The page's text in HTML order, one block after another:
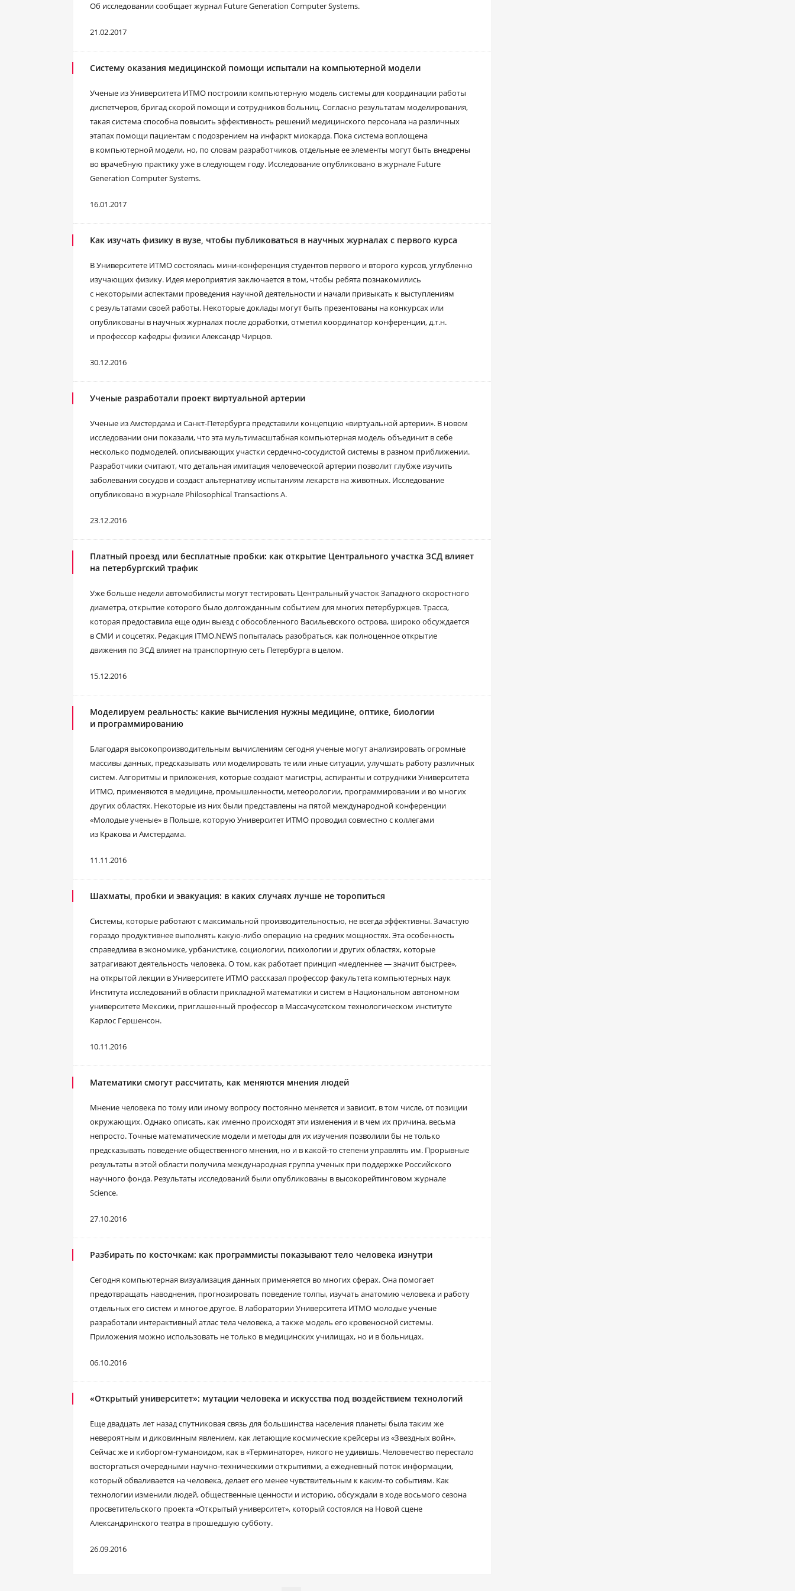
Об исследовании сообщает журнал Future Generation Computer Systems.
21.02.2017
Систему оказания медицинской помощи испытали на компьютерной модели
Ученые из Университета ИТМО построили компьютерную модель системы для координации работы
диспетчеров, бригад скорой помощи и сотрудников больниц. Согласно результатам моделирования,
такая система способна повысить эффективность решений медицинского персонала на различных
этапах помощи пациентам с подозрением на инфаркт миокарда. Пока система воплощена
в компьютерной модели, но, по словам разработчиков, отдельные ее элементы могут быть внедрены
во врачебную практику уже в следующем году. Исследование опубликовано в журнале Future
Generation Computer Systems.
16.01.2017
Как изучать физику в вузе, чтобы публиковаться в научных журналах с первого курса
В Университете ИТМО состоялась мини-конференция студентов первого и второго курсов, углубленно
изучающих физику. Идея мероприятия заключается в том, чтобы ребята познакомились
с некоторыми аспектами проведения научной деятельности и начали привыкать к выступлениям
с результатами своей работы. Некоторые доклады могут быть презентованы на конкурсах или
опубликованы в научных журналах после доработки, отметил координатор конференции, д.т.н.
и профессор кафедры физики Александр Чирцов.
30.12.2016
Ученые разработали проект виртуальной артерии
Ученые из Амстердама и Санкт-Петербурга представили концепцию «виртуальной артерии». В новом
исследовании они показали, что эта мультимасштабная компьютерная модель объединит в себе
несколько подмоделей, описывающих участки сердечно-сосудистой системы в разном приближении.
Разработчики считают, что детальная имитация человеческой артерии позволит глубже изучить
заболевания сосудов и создаст альтернативу испытаниям лекарств на животных. Исследование
опубликовано в журнале Philosophical Transactions A.
23.12.2016
Платный проезд или бесплатные пробки: как открытие Центрального участка ЗСД влияет
на петербургский трафик
Уже больше недели автомобилисты могут тестировать Центральный участок Западного скоростного
диаметра, открытие которого было долгожданным событием для многих петербуржцев. Трасса,
которая предоставила еще один выезд с обособленного Васильевского острова, широко обсуждается
в СМИ и соцсетях. Редакция ITMO.NEWS попыталась разобраться, как полноценное открытие
движения по ЗСД влияет на транспортную сеть Петербурга в целом.
15.12.2016
Моделируем реальность: какие вычисления нужны медицине, оптике, биологии
и программированию
Благодаря высокопроизводительным вычислениям сегодня ученые могут анализировать огромные
массивы данных, предсказывать или моделировать те или иные ситуации, улучшать работу различных
систем. Алгоритмы и приложения, которые создают магистры, аспиранты и сотрудники Университета
ИТМО, применяются в медицине, промышленности, метеорологии, программировании и во многих
других областях. Некоторые из них были представлены на пятой международной конференции
«Молодые ученые» в Польше, которую Университет ИТМО проводил совместно с коллегами
из Кракова и Амстердама.
11.11.2016
Шахматы, пробки и эвакуация: в каких случаях лучше не торопиться
Системы, которые работают с максимальной производительностью, не всегда эффективны. Зачастую
гораздо продуктивнее выполнять какую-либо операцию на средних мощностях. Эта особенность
справедлива в экономике, урбанистике, социологии, психологии и других областях, которые
затрагивают деятельность человека. О том, как работает принцип «медленнее — значит быстрее»,
на открытой лекции в Университете ИТМО рассказал профессор факультета компьютерных наук
Института исследований в области прикладной математики и систем в Национальном автономном
университете Мексики, приглашенный профессор в Массачусетском технологическом институте
Карлос Гершенсон.
10.11.2016
Математики смогут рассчитать, как меняются мнения людей
Мнение человека по тому или иному вопросу постоянно меняется и зависит, в том числе, от позиции
окружающих. Однако описать, как именно происходят эти изменения и в чем их причина, весьма
непросто. Точные математические модели и методы для их изучения позволили бы не только
предсказывать поведение общественного мнения, но и в какой-то степени управлять им. Прорывные
результаты в этой области получила международная группа ученых при поддержке Российского
научного фонда. Результаты исследований были опубликованы в высокорейтинговом журнале
Science.
27.10.2016
Разбирать по косточкам: как программисты показывают тело человека изнутри
Сегодня компьютерная визуализация данных применяется во многих сферах. Она помогает
предотвращать наводнения, прогнозировать поведение толпы, изучать анатомию человека и работу
отдельных его систем и многое другое. В лаборатории Университета ИТМО молодые ученые
разработали интерактивный атлас тела человека, а также модель его кровеносной системы.
Приложения можно использовать не только в медицинских училищах, но и в больницах.
06.10.2016
«Открытый университет»: мутации человека и искусства под воздействием технологий
Еще двадцать лет назад спутниковая связь для большинства населения планеты была таким же
невероятным и диковинным явлением, как летающие космические крейсеры из «Звездных войн».
Сейчас же и киборгом-гуманоидом, как в «Терминаторе», никого не удивишь. Человечество перестало
восторгаться очередными научно-техническими открытиями, а ежедневный поток информации,
который обваливается на человека, делает его менее чувствительным к каким-то событиям. Как
технологии изменили людей, общественные ценности и историю, обсуждали в ходе восьмого сезона
просветительского проекта «Открытый университет», который состоялся на Новой сцене
Александринского театра в прошедшую субботу.
26.09.2016